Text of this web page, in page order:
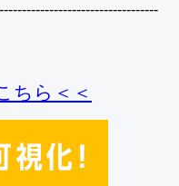
ちら＜＜